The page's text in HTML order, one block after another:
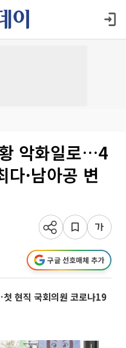
악화일로…4
다·남아공 변
구글 선호매체 추가
현직 국회의원 코로나19